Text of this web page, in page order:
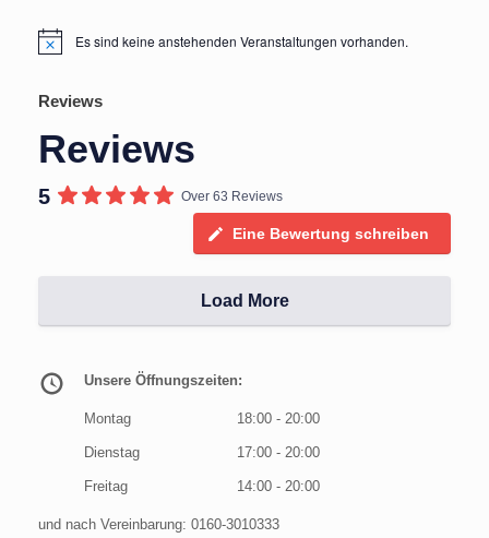
HinweisEs sind keine anstehenden Veranstaltungen vorhanden.
Reviews
Reviews
5 Over 63 Reviews
Eine Bewertung schreiben
Load More
Unsere Öffnungszeiten:
Montag 18:00 - 20:00
Dienstag 17:00 - 20:00
Freitag 14:00 - 20:00
und nach Vereinbarung: 0160-3010333